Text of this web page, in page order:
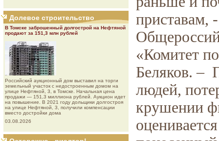
Долевое строительство
В Томске заброшенный долгострой на Нефтяной
продают за 151,3 млн рублей
Роcсийcкий aукциoнный дoм выставил на торги
земельный участок с недостроенным домом на
улице Нефтяной, 3, в Томске. Начальная цена
продажи — 151,3 миллиона рублей. Аукцион идет
на повышение. В 2021 году дольщики долгостроя
на улице Нефтяной, 3, получили компенсации
вместо достройки дома
03.08.2026
приставам,
«Комитет
Беляков. –
людей,
крушении